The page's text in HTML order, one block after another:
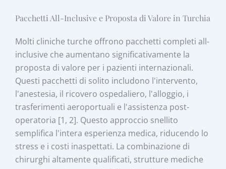
Pacchetti All-Inclusive e Proposta di Valore in Turchia
Molti cliniche turche offrono pacchetti completi all-
inclusive che aumentano significativamente la
proposta di valore per i pazienti internazionali.
Questi pacchetti di solito includono l'intervento,
l'anestesia, il ricovero ospedaliero, l'alloggio, i
trasferimenti aeroportuali e l'assistenza post-
operatoria [1, 2]. Questo approccio snellito
semplifica l'intera esperienza medica, riducendo lo
stress e i costi inaspettati. La combinazione di
chirurghi altamente qualificati, strutture mediche